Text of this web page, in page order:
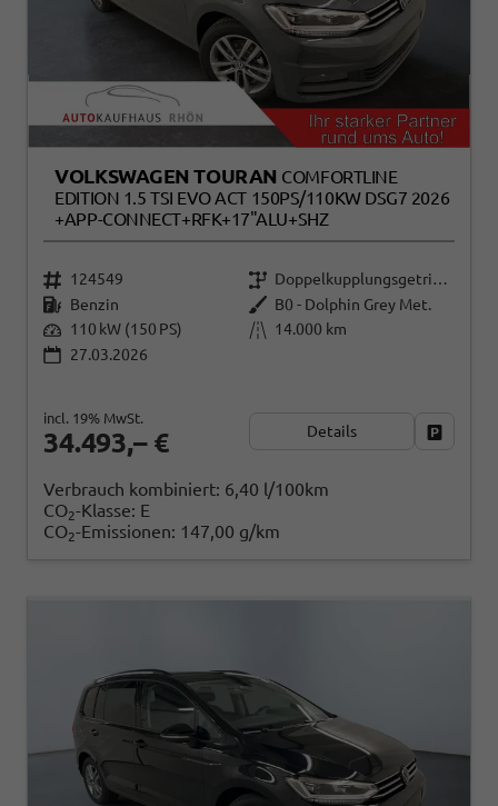
VOLKSWAGEN TOURAN COMFORTLINE
EDITION 1.5 TSI EVO ACT 150PS/110KW DSG7 2026
+APP-CONNECT+RFK+17"ALU+SHZ
124549
Doppelkupplungsgetriebe (DSG)
Benzin
B0 - Dolphin Grey Met.
110 kW (150 PS)
14.000 km
27.03.2026
34.493,– €
incl. 19% MwSt.
Details
Verbrauch kombiniert: 6,40 l/100km
CO2-Klasse: E
CO2-Emissionen: 147,00 g/km